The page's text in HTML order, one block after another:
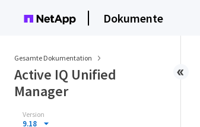
Dokumente
Gesamte Dokumentation
Active IQ Unified
Manager
Version
9.18